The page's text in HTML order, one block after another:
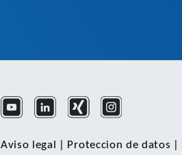
Aviso legal Proteccion de datos